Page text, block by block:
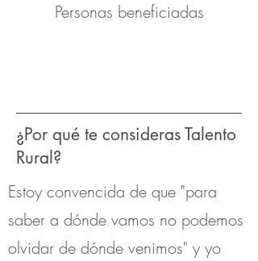
Personas beneficiadas
¿Por qué te consideras Talento
Rural?
Estoy convencida de que "para
saber a dónde vamos no podemos
olvidar de dónde venimos" y yo